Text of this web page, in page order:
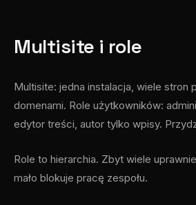
Multisite i role
Multisite: jedna instalacja, wiele stron
domenami. Role użytkowników:
edytor treści, autor tylko wpisy.
Role to hierarchia. Zbyt wiele
mało blokuje pracę zespołu.